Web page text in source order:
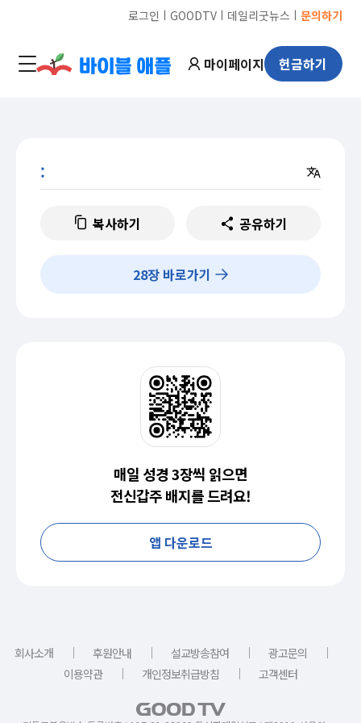
로그인 ㅣ GOODTVㅣ 데일리굿뉴스 ㅣ 문의하기
마이페이지 헌금하기
:
복사하기 공유하기
28장 바로가기
매일 성경 3장씩 읽으면
전신갑주 배지를 드려요!
앱 다운로드
회사소개 ｜ 후원안내 ｜ 설교방송참여 ｜ 광고문의
｜
이용약관
｜ 개인정보취급방침 ｜ 고객센터